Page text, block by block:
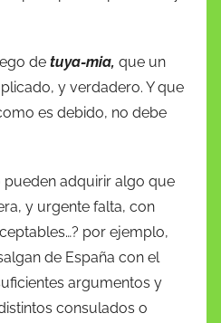
de tuya-mia, que un
y verdadero. Y que
es debido, no debe
pueden adquirir algo que
y urgente falta, con
por ejemplo,
de España con el
argumentos y
consulados o